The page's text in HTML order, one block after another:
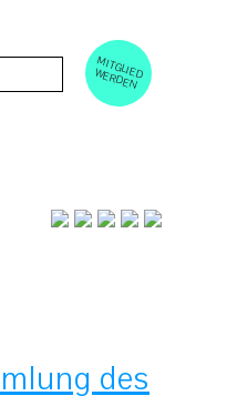
M
ITGLIED W
ERD
EN
des